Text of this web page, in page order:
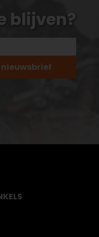
blijven?
nieuwsbrief